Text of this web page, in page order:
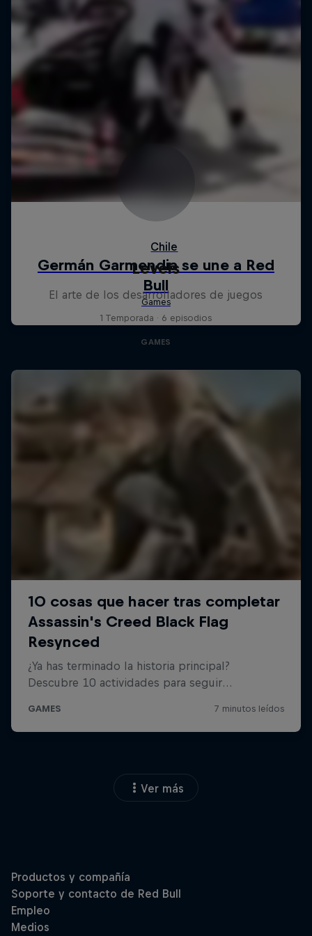
Levels
El arte de los desarrolladores de juegos
1 Temporada · 6 episodios
GAMES
Ver más